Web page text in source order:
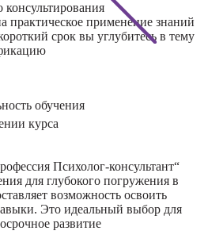
практическое применение знаний
срок вы углубитесь в тему
обучения
курса
Психолог-консультант“
для глубокого погружения в
возможность освоить
Это идеальный выбор для
развитие